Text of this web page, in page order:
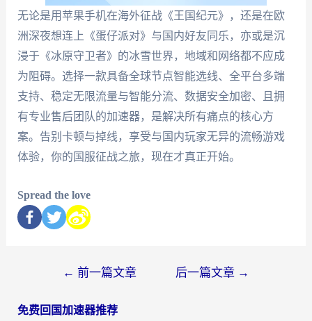
无论是用苹果手机在海外征战《王国纪元》，还是在欧
洲深夜想连上《蛋仔派对》与国内好友同乐，亦或是沉
浸于《冰原守卫者》的冰雪世界，地域和网络都不应成
为阻碍。选择一款具备全球节点智能选线、全平台多端
支持、稳定无限流量与智能分流、数据安全加密、且拥
有专业售后团队的加速器，是解决所有痛点的核心方
案。告别卡顿与掉线，享受与国内玩家无异的流畅游戏
体验，你的国服征战之旅，现在才真正开始。
Spread the love
← 前一篇文章 后一篇文章 →
免费回国加速器推荐